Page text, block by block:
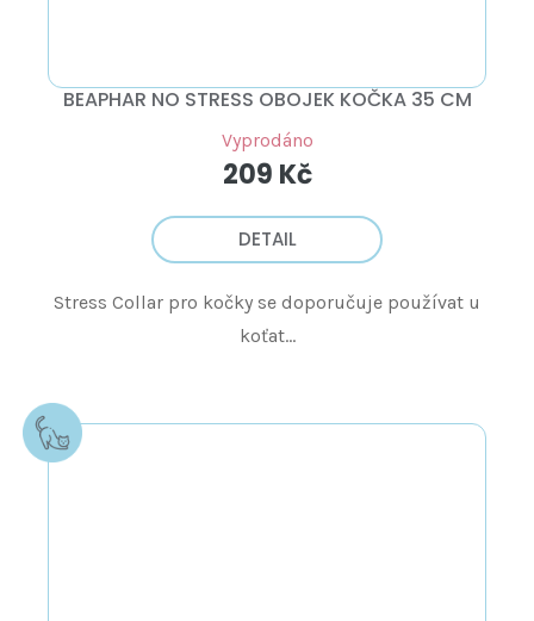
BEAPHAR NO STRESS OBOJEK KOČKA 35 CM
Vyprodáno
209 Kč
DETAIL
Stress Collar pro kočky se doporučuje používat u
koťat...